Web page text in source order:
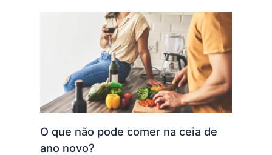
O que não pode comer na ceia de
ano novo?